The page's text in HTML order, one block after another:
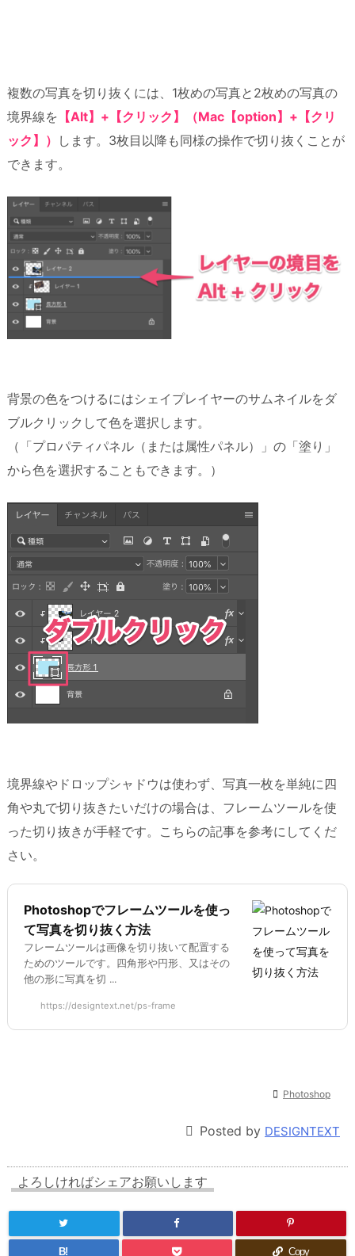
複数の写真を切り抜くには、1枚めの写真と2枚めの写真の
境界線を 【Alt】+【クリック】（Mac【option】+【クリ
ック】） します。3枚目以降も同様の操作で切り抜くことが
できます。
背景の色をつけるにはシェイプレイヤーのサムネイルをダ
ブルクリックして色を選択します。
（「プロパティパネル（または属性パネル）」の「塗り」
から色を選択することもできます。）
境界線やドロップシャドウは使わず、写真一枚を単純に四
角や丸で切り抜きたいだけの場合は、フレームツールを使
った切り抜きが手軽です。こちらの記事を参考にしてくだ
さい。
Photoshopでフレームツールを使っ
て写真を切り抜く方法
フレームツールは画像を切り抜いて配置する
ためのツールです。四角形や円形、又はその
他の形に写真を切 ...
https://designtext.net/ps-frame
 Photoshop
 Posted by DESIGNTEXT
よろしければシェアお願いします
B! Copy